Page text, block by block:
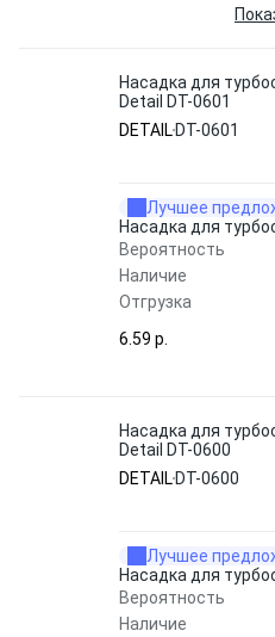
Насадка для
Detail DT-0601
DETAIL DT-0601
Лучшее
Насадка для
Вероятность
Наличие
Отгрузка
6.59 p.
Насадка для
Detail DT-0600
DETAIL DT-0600
Лучшее
Насадка для
Вероятность
Наличие